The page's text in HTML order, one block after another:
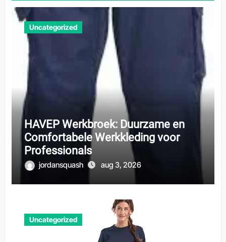
Uncategorized
HAVEP Werkbroek: Duurzame en
Comfortabele Werkkleding voor
Professionals
jordansquash aug 3, 2026
Uncategorized